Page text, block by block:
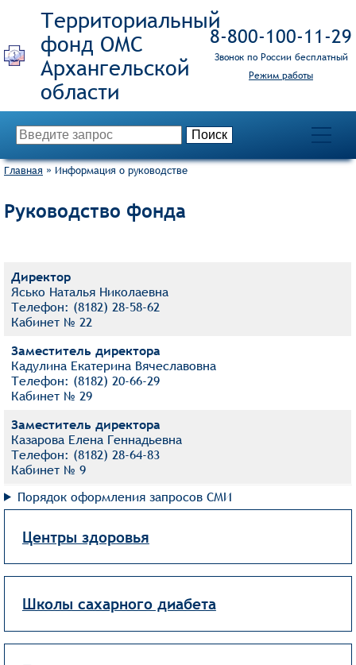
Территориальный
фонд ОМС
8‑800‑100‑11‑29
Звонок по России бесплатный
Режим работы
Главная » Информация о руководстве
Руководство фонда
Директор
Ясько Наталья Николаевна
Телефон: (8182) 28-58-62
Кабинет № 22
Заместитель директора
Кадулина Екатерина Вячеславовна
Телефон: (8182) 20-66-29
Кабине​т № 29
Заместитель директора
Казарова Елена ​Геннадьевна
Телефон: (8182) 28-64-83
Кабине​т № 9
Порядок оформления запросов СМИ
Центры здоровья
Школы сахарного диабета